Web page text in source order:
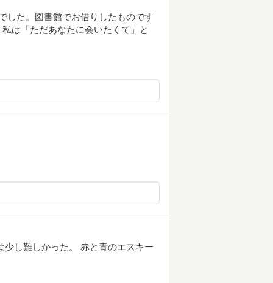
た。図書館でお借りしたものです
は「ただあなたに会いたくて」と
し難しかった。 赤と青のエスキー